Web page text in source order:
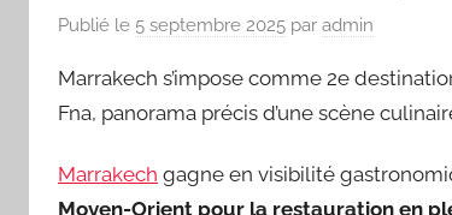
Publié le 5 septembre 2025 par admin
Marrakech s’impose comme 2e
Fna, panorama précis d’une scène
Marrakech gagne en visibilité
Moyen-Orient pour la restauration en